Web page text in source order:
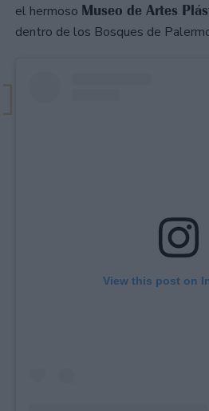
el hermoso Museo de Artes
dentro de los Bosques de
View this post on